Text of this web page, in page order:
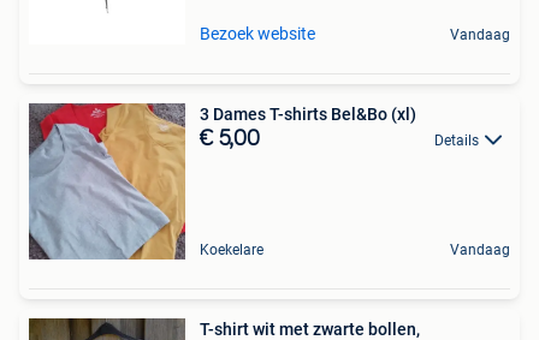
Bezoek website Vandaag
3 Dames T-shirts Bel&Bo (xl)
€ 5,00 Details
Koekelare Vandaag
T-shirt wit met zwarte bollen,